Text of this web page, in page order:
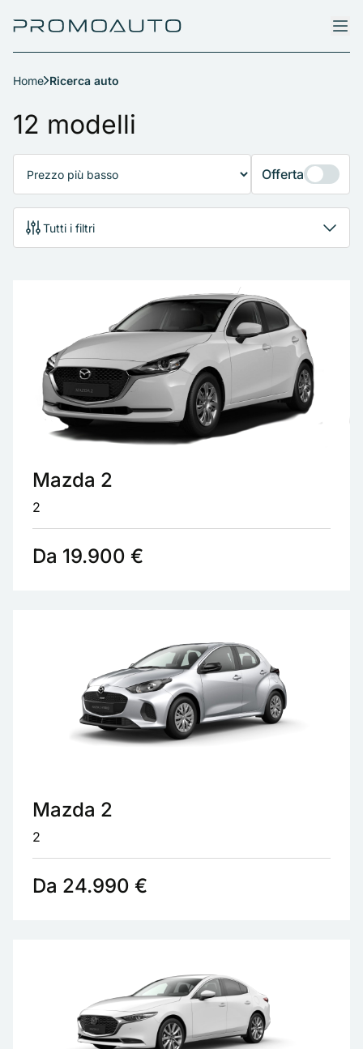
Home Ricerca auto
12 modelli
Offerta
Tutti i filtri
Mazda 2
2
Da 19.900 €
Mazda 2
2
Da 24.990 €